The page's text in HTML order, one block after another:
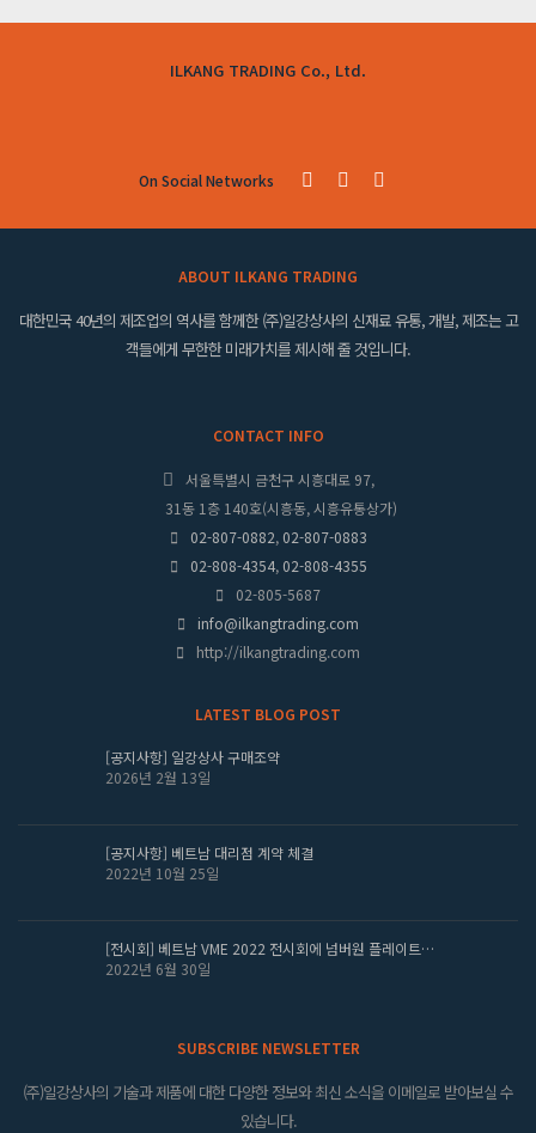
ILKANG TRADING Co., Ltd.
On Social Networks
ABOUT ILKANG TRADING
대한민국 40년의 제조업의 역사를 함께한 (주)일강상사의 신재료 유통, 개발, 제조는 고
객들에게 무한한 미래가치를 제시해 줄 것입니다.
CONTACT INFO
서울특별시 금천구 시흥대로 97,
31동 1층 140호(시흥동, 시흥유통상가)
02-807-0882, 02-807-0883
02-808-4354, 02-808-4355
02-805-5687
info@ilkangtrading.com
http://ilkangtrading.com
LATEST BLOG POST
[공지사항] 일강상사 구매조약
2026년 2월 13일
[공지사항] 베트남 대리점 계약 체결
2022년 10월 25일
[전시회] 베트남 VME 2022 전시회에 넘버원 플레이트…
2022년 6월 30일
SUBSCRIBE NEWSLETTER
(주)일강상사의 기술과 제품에 대한 다양한 정보와 최신 소식을 이메일로 받아보실 수
있습니다.